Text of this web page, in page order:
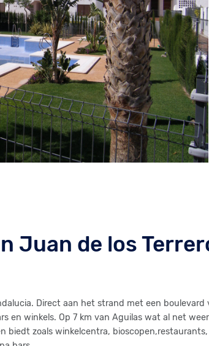
Juan de los
Direct aan het strand met een boulevard
en winkels. Op 7 km van Aguilas wat al net
biedt zoals winkelcentra, bioscopen,restaurants,